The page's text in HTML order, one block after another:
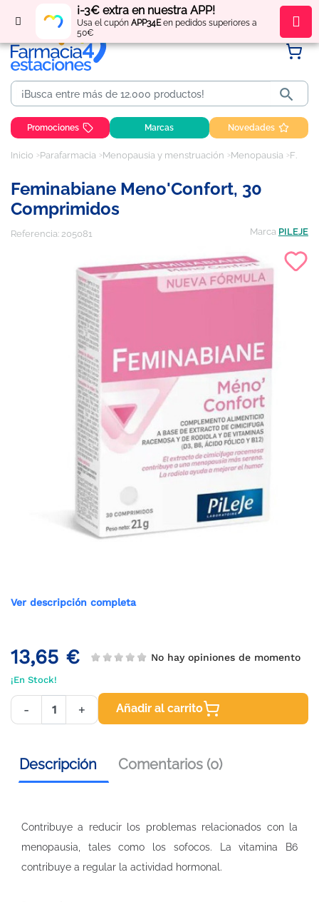
¡-3€ extra en nuestra APP!
Usa el cupón APP34Een pedidos superiores a
50€
Regístratey obténpuntos por tus compras

Promociones Marcas Novedades
Inicio Parafarmacia Menopausia y menstruación Menopausia Feminabiane Meno'Confort, 30 comprimidos
Feminabiane Meno'Confort, 30
Comprimidos
Referencia: 205081 Marca PILEJE
Ver descripción completa
13,65 € No hay opiniones de momento
¡En Stock!
- + Añadir al carrito
Descripción Comentarios (0)
Contribuye a reducir los problemas relacionados con la
menopausia, tales como los sofocos. La vitamina B6
contribuye a regular la actividad hormonal.